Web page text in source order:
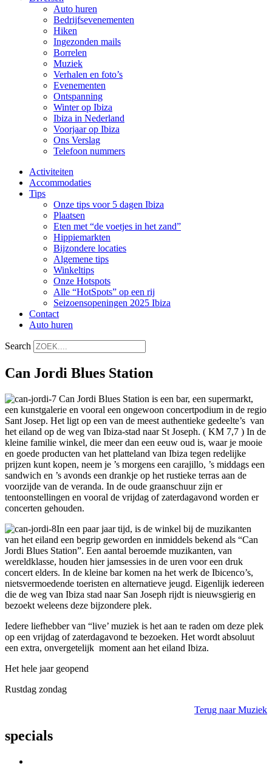
Auto huren
Bedrijfsevenementen
Hiken
Ingezonden mails
Borrelen
Muziek
Verhalen en foto’s
Evenementen
Ontspanning
Winter op Ibiza
Ibiza in Nederland
Voorjaar op Ibiza
Ons Verslag
Telefoon nummers
Activiteiten
Accommodaties
Tips
Onze tips voor 5 dagen Ibiza
Plaatsen
Eten met “de voetjes in het zand”
Hippiemarkten
Bijzondere locaties
Algemene tips
Winkeltips
Onze Hotspots
Alle “HotSpots” op een rij
Seizoensopeningen 2025 Ibiza
Contact
Auto huren
Search
Can Jordi Blues Station
Can Jordi Blues Station is een bar, een supermarkt,
een kunstgalerie en vooral een ongewoon concertpodium in de regio
Sant Josep. Het ligt op een van de meest authentieke gedeelte’s van
het eiland op de weg van Ibiza-stad naar St Joseph. ( KM 7,7 ) In de
kleine familie winkel, die meer dan een eeuw oud is, waar je mooie
en goede producten van het platteland van Ibiza tegen redelijke
prijzen kunt kopen, neem je ’s morgens een carajillo, ’s middags een
sandwich en ’s avonds een drankje op het rustieke terras aan de
voorzijde van de veranda. In de oude graanschuur zijn er
tentoonstellingen en vooral de vrijdag of zaterdagavond worden er
concerten gehouden.
In een paar jaar tijd, is de winkel bij de muzikanten
van het eiland een begrip geworden en inmiddels bekend als “Can
Jordi Blues Station”. Een aantal beroemde muzikanten, van
wereldklasse, houden hier jamsessies in de uren voor een druk
concert elders. In de kleine bar komen na het werk de Ibicenco’s,
nietsvermoedende toeristen en alternatieve jeugd. Eigenlijk iedereen
die de weg van Ibiza stad naar San Joseph rijdt is nieuwsgierig en
bezoekt weleens deze bijzondere plek.
Iedere liefhebber van “live’ muziek is het aan te raden om deze plek
op een vrijdag of zaterdagavond te bezoeken. Het wordt absoluut
een extra, onvergetelijk moment aan het eiland Ibiza.
Het hele jaar geopend
Rustdag zondag
Terug naar Muziek
specials